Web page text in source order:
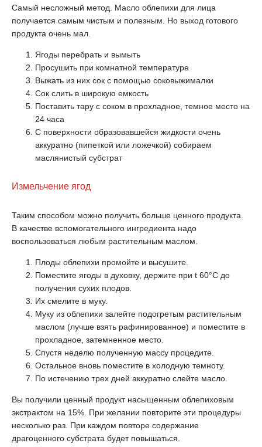
Самый несложный метод. Масло облепихи для лица
получается самым чистым и полезным. Но выход готового
продукта очень мал.
Ягоды перебрать и вымыть
Просушить при комнатной температуре
Выжать из них сок с помощью соковыжималки
Сок слить в широкую емкость
Поставить тару с соком в прохладное, темное место на
24 часа
С поверхности образовавшейся жидкости очень
аккуратно (пипеткой или ложечкой) собираем
маслянистый субстрат
Измельчение ягод
Таким способом можно получить больше ценного продукта.
В качестве вспомогательного ингредиента надо
воспользоваться любым растительным маслом.
Плоды облепихи промойте и высушите.
Поместите ягоды в духовку, держите при t 60°С до
получения сухих плодов.
Их смелите в муку.
Муку из облепихи залейте подогретым растительным
маслом (лучше взять рафинированное) и поместите в
прохладное, затемненное место.
Спустя неделю полученную массу процедите.
Остальное вновь поместите в холодную темноту.
По истечению трех дней аккуратно слейте масло.
Вы получили ценный продукт насыщенным облепиховым
экстрактом на 15%. При желании повторите эти процедуры
несколько раз. При каждом повторе содержание
драгоценного субстрата будет повышаться.